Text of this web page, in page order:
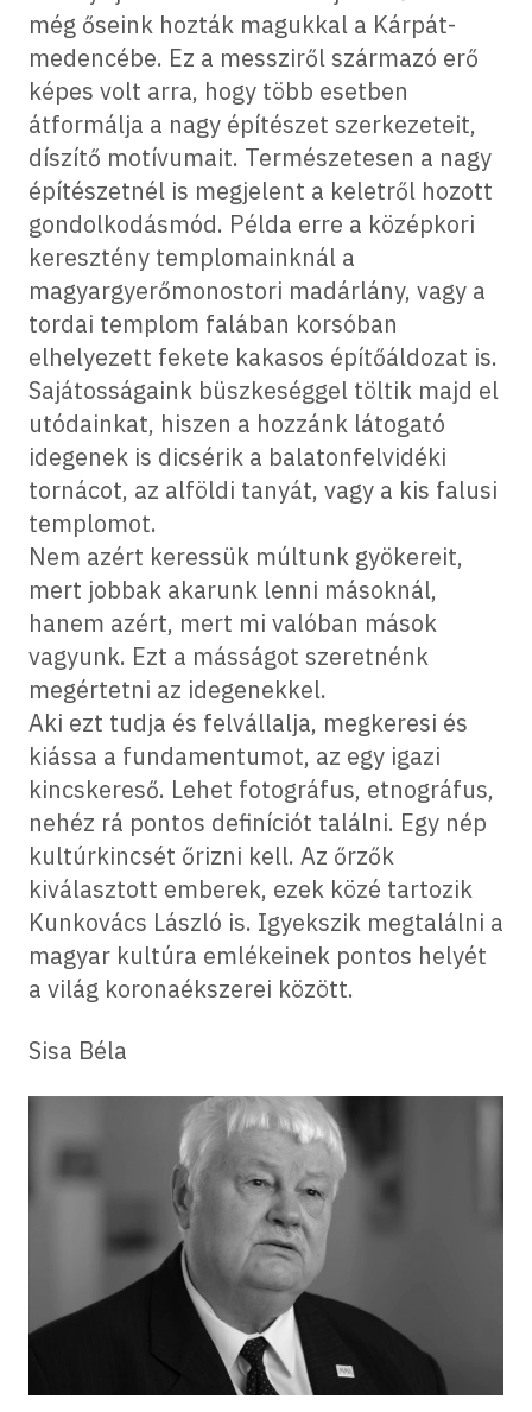
még őseink hozták magukkal a Kárpát-
medencébe. Ez a messziről származó erő
képes volt arra, hogy több esetben
átformálja a nagy építészet szerkezeteit,
díszítő motívumait. Természetesen a nagy
építészetnél is megjelent a keletről hozott
gondolkodásmód. Példa erre a középkori
keresztény templomainknál a
magyargyerőmonostori madárlány, vagy a
tordai templom falában korsóban
elhelyezett fekete kakasos építőáldozat is.
Sajátosságaink büszkeséggel töltik majd el
utódainkat, hiszen a hozzánk látogató
idegenek is dicsérik a balatonfelvidéki
tornácot, az alföldi tanyát, vagy a kis falusi
templomot.
Nem azért keressük múltunk gyökereit,
mert jobbak akarunk lenni másoknál,
hanem azért, mert mi valóban mások
vagyunk. Ezt a másságot szeretnénk
megértetni az idegenekkel.
Aki ezt tudja és felvállalja, megkeresi és
kiássa a fundamentumot, az egy igazi
kincskereső. Lehet fotográfus, etnográfus,
nehéz rá pontos definíciót találni. Egy nép
kultúrkincsét őrizni kell. Az őrzők
kiválasztott emberek, ezek közé tartozik
Kunkovács László is. Igyekszik megtalálni a
magyar kultúra emlékeinek pontos helyét
a világ koronaékszerei között.
Sisa Béla